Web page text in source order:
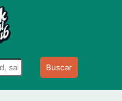
Buscar